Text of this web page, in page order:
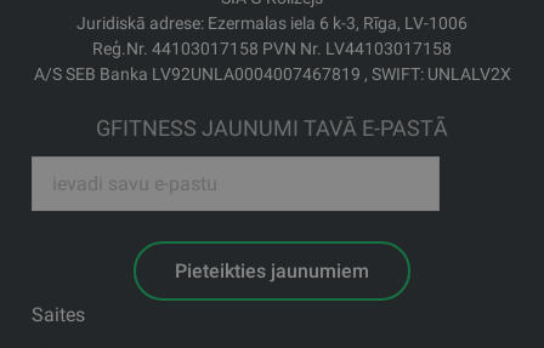
Juridiskā adrese: Ezermalas iela 6 k-3, Rīga, LV-1006
Reģ.Nr. 44103017158 PVN Nr. LV44103017158
A/S SEB Banka LV92UNLA0004007467819 , SWIFT: UNLALV2X
GFITNESS JAUNUMI TAVĀ E-PASTĀ
Pieteikties jaunumiem
Saites